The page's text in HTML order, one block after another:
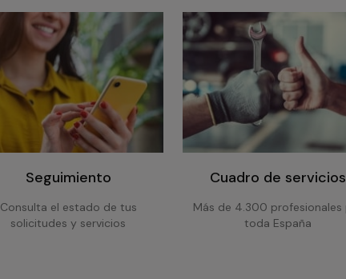
Seguimiento
Consulta el estado de tus
solicitudes y servicios
Cuadro de servicios
Más de 4.300 profesionales
toda España